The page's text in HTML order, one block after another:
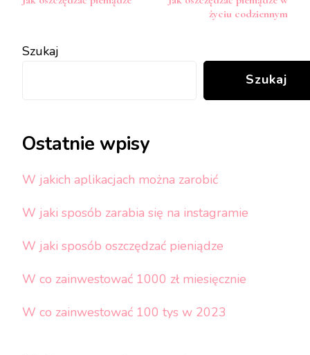
wpisy
życiu codziennym
Szukaj
Szukaj
Ostatnie wpisy
W jakich aplikacjach można zarobić
W jaki sposób zarabia się na instagramie
W jaki sposób oszczędzać pieniądze
W co zainwestować 1000 zł miesięcznie
W co zainwestować 100 tys w 2023